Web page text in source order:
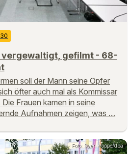
vergewaltigt, gefilmt - 68-
soll der Mann seine Opfer
öfter auch mal als Kommissar
Frauen kamen in seine
Aufnahmen zeigen, was …
Foto: Sven Hoppe/dpa